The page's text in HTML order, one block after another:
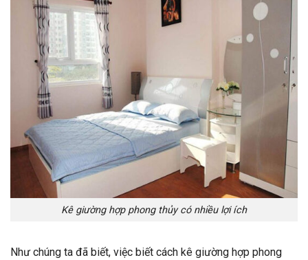
Kê giường hợp phong thủy có nhiều lợi ích
Như chúng ta đã biết, việc biết cách kê giường hợp phong